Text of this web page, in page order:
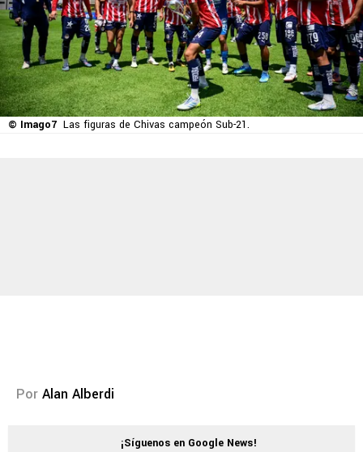
© Imago7 Las figuras de Chivas campeón Sub-21.
Por Alan Alberdi
¡Síguenos en Google News!